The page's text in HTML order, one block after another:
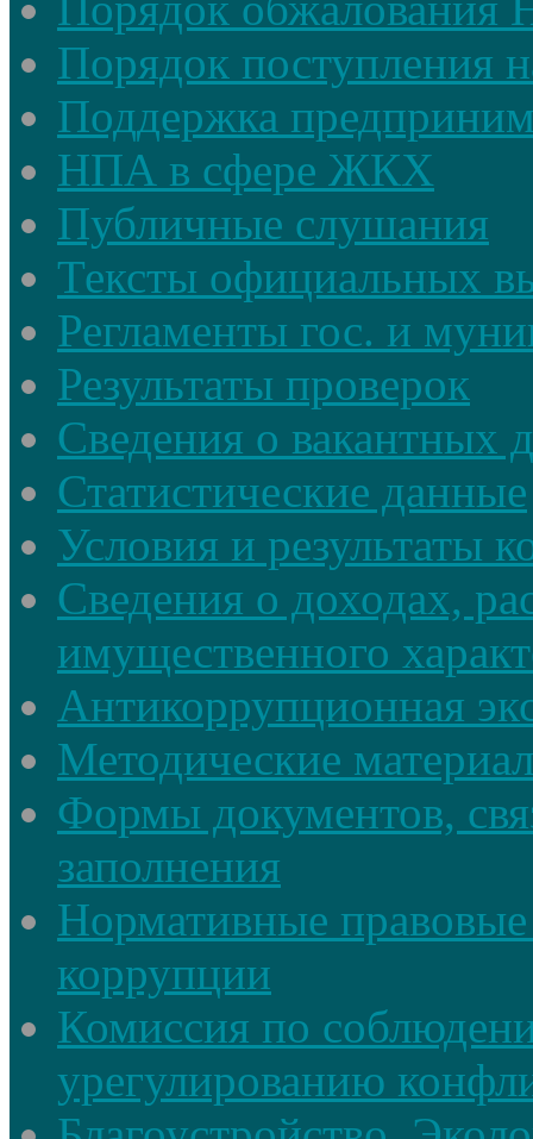
Порядок поступления
Поддержка
НПА в сфере ЖКХ
Публичные слушания
Тексты официальных
Регламенты гос. и
Результаты проверок
Сведения о вакантных
Статистические данные
Условия и результаты
Сведения о доходах,
имущественного
Антикоррупционная
Методические
Формы документов,
заполнения
Нормативные
коррупции
Комиссия по
урегулированию